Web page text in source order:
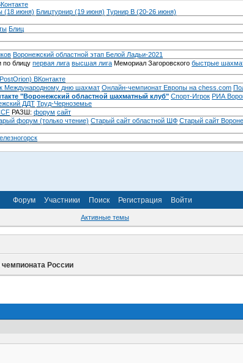
(18 июня) Блицтурнир (19 июня) Турнир B (20-26 июня)
Блиц
Воронежский областной этап Белой Ладьи-2021
по блицу первая лига высшая лига Мемориал Загоровского быстрые
ВКонтакте
Международному дню шахмат Онлайн-чемпионат Европы на chess.com
"Воронежский областной шахматный клуб" Спорт-Игрок РИА
ДДТ Труд-Черноземье
РАЗШ: форум сайт
форум (только чтение) Старый сайт областной ШФ Старый сайт
Форум Участники Поиск Регистрация Войти
Активные темы
России